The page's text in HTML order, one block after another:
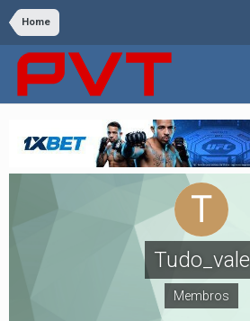
Home
Tudo_vale
Membros